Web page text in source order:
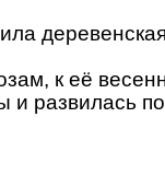
к её
развилась